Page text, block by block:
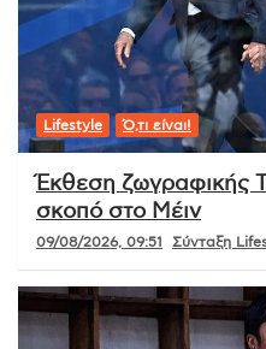
Lifestyle Ό,τι είναι!
Έκθεση ζωγραφικής
σκοπό στο Μέιν
09/08/2026, 09:51 Σύνταξη